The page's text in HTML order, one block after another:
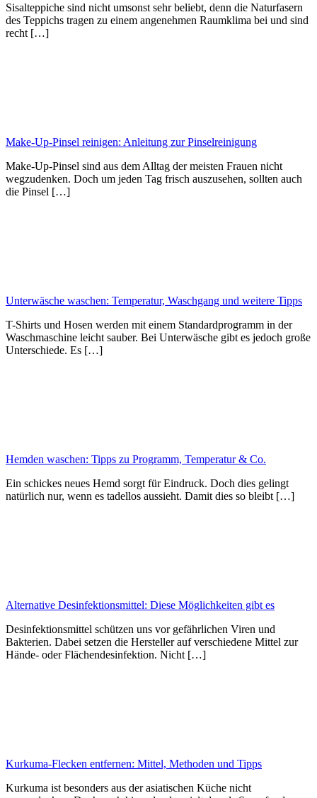
Sisalteppiche sind nicht umsonst sehr beliebt, denn die Naturfasern
des Teppichs tragen zu einem angenehmen Raumklima bei und sind
recht […]
Make-Up-Pinsel reinigen: Anleitung zur Pinselreinigung
Make-Up-Pinsel sind aus dem Alltag der meisten Frauen nicht
wegzudenken. Doch um jeden Tag frisch auszusehen, sollten auch
die Pinsel […]
Unterwäsche waschen: Temperatur, Waschgang und weitere Tipps
T-Shirts und Hosen werden mit einem Standardprogramm in der
Waschmaschine leicht sauber. Bei Unterwäsche gibt es jedoch große
Unterschiede. Es […]
Hemden waschen: Tipps zu Programm, Temperatur & Co.
Ein schickes neues Hemd sorgt für Eindruck. Doch dies gelingt
natürlich nur, wenn es tadellos aussieht. Damit dies so bleibt […]
Alternative Desinfektionsmittel: Diese Möglichkeiten gibt es
Desinfektionsmittel schützen uns vor gefährlichen Viren und
Bakterien. Dabei setzen die Hersteller auf verschiedene Mittel zur
Hände- oder Flächendesinfektion. Nicht […]
Kurkuma-Flecken entfernen: Mittel, Methoden und Tipps
Kurkuma ist besonders aus der asiatischen Küche nicht